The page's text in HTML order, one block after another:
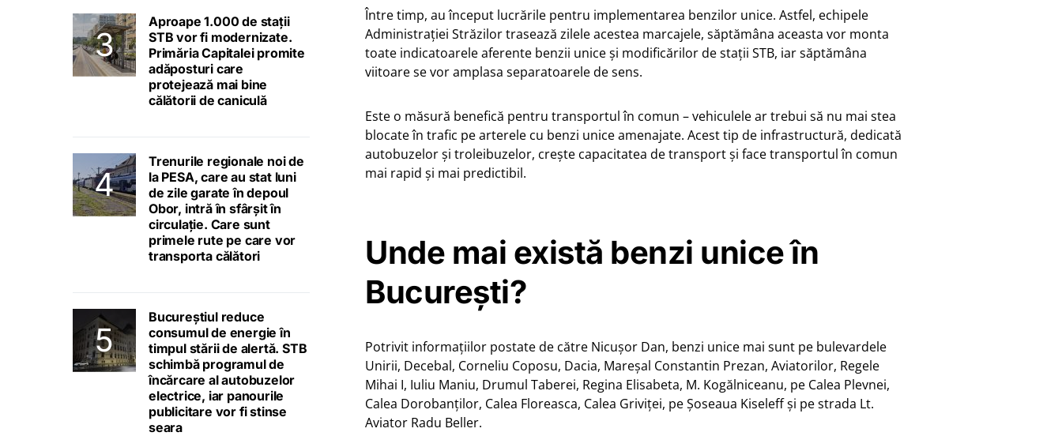
Între timp, au început lucrările pentru implementarea benzilor unice. Astfel, echipele
Administrației Străzilor trasează zilele acestea marcajele, săptămâna aceasta vor monta
toate indicatoarele aferente benzii unice și modificărilor de stații STB, iar săptămâna
viitoare se vor amplasa separatoarele de sens.
Este o măsură benefică pentru transportul în comun – vehiculele ar trebui să nu mai stea
blocate în trafic pe arterele cu benzi unice amenajate. Acest tip de infrastructură, dedicată
autobuzelor și troleibuzelor, crește capacitatea de transport și face transportul în comun
mai rapid și mai predictibil.
Unde mai există benzi unice în
București?
Potrivit informațiilor postate de către Nicușor Dan, benzi unice mai sunt pe bulevardele
Unirii, Decebal, Corneliu Coposu, Dacia, Mareşal Constantin Prezan, Aviatorilor, Regele
Mihai I, Iuliu Maniu, Drumul Taberei, Regina Elisabeta, M. Kogălniceanu, pe Calea Plevnei,
Calea Dorobanţilor, Calea Floreasca, Calea Griviței, pe Șoseaua Kiseleff și pe strada Lt.
Aviator Radu Beller.
Aproape 1.000 de stații
STB vor fi modernizate.
Primăria Capitalei promite
adăposturi care
protejează mai bine
călătorii de caniculă
Trenurile regionale noi de
la PESA, care au stat luni
de zile garate în depoul
Obor, intră în sfârșit în
circulație. Care sunt
primele rute pe care vor
transporta călători
Bucureștiul reduce
consumul de energie în
timpul stării de alertă. STB
schimbă programul de
încărcare al autobuzelor
electrice, iar panourile
publicitare vor fi stinse
seara